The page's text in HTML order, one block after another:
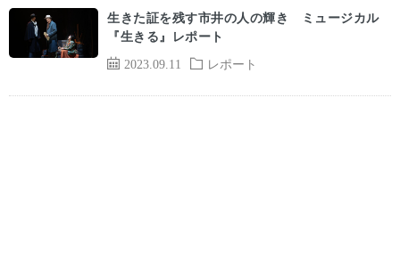
2023.09.11 レポート
生きた証を残す市井の人の輝き ミュージカル
『生きる』レポート